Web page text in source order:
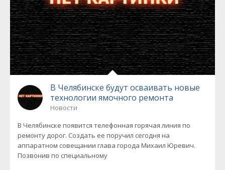
В Челябинске будут осваивать новые
технологии ямочного ремонта
Новости
В Челябинске появится телефонная горячая линия по
ремонту дорог. Создать ее поручил сегодня на
аппаратном совещании глава города Михаил Юревич.
Позвонив по специальному